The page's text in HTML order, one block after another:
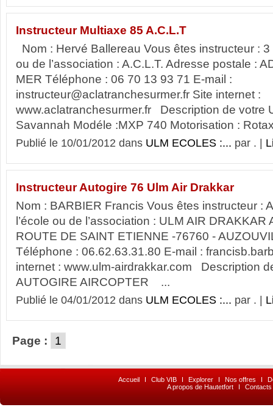
Instructeur Multiaxe 85 A.C.L.T
Nom : Hervé Ballereau Vous êtes instructeur : 3
ou de l’association : A.C.L.T. Adresse postale :
MER Téléphone : 06 70 13 93 71 E-mail :
instructeur@aclatranchesurmer.fr Site internet :
www.aclatranchesurmer.fr Description de votre
Savannah Modéle :MXP 740 Motorisation :
Publié le 10/01/2012 dans ULM ECOLES :... par . |
Instructeur Autogire 76 Ulm Air Drakkar
Nom : BARBIER Francis Vous êtes instructeur :
l’école ou de l’association : ULM AIR
ROUTE DE SAINT ETIENNE -76760 -
Téléphone : 06.62.63.31.80 E-mail :
internet : www.ulm-airdrakkar.com Description
AUTOGIRE AIRCOPTER ...
Publié le 04/01/2012 dans ULM ECOLES :... par . |
Page : 1
Accueil I Club VIB I Explorer I Nos offres I
A propos de Hautetfort
I Contacts